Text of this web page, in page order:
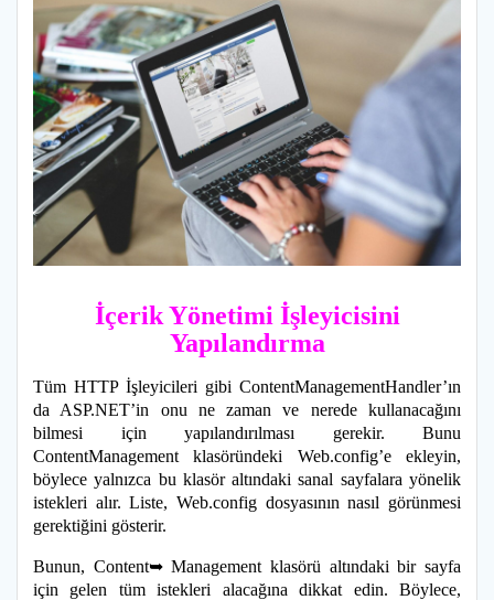
İçerik Yönetimi İşleyicisini
Yapılandırma
Tüm HTTP İşleyicileri gibi ContentManagementHandler’ın
da ASP.NET’in onu ne zaman ve nerede kullanacağını
bilmesi için yapılandırılması gerekir. Bunu
ContentManagement klasöründeki Web.config’e ekleyin,
böylece yalnızca bu klasör altındaki sanal sayfalara yönelik
istekleri alır. Liste, Web.config dosyasının nasıl görünmesi
gerektiğini gösterir.
Bunun, Content➥ Management klasörü altındaki bir sayfa
için gelen tüm istekleri alacağına dikkat edin. Böylece,